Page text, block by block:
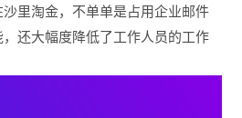
里淘金，不单单是占用企业邮件
还大幅度降低了工作人员的工作